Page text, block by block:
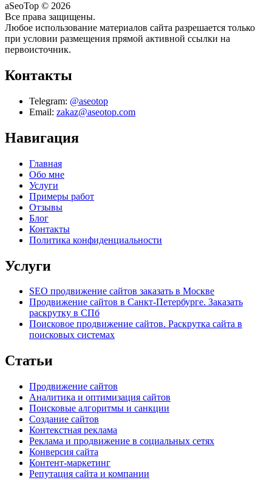
aSeoTop © 2026
Все права защищены.
Любое использование материалов сайта разрешается только
при условии размещения прямой активной ссылки на
первоисточник.
Контакты
Telegram: @aseotop
Email: zakaz@aseotop.com
Навигация
Главная
Обо мне
Услуги
Примеры работ
Отзывы
Блог
Контакты
Политика конфиденциальности
Услуги
SEO продвижение сайтов заказать в Москве
Продвижение сайтов в Санкт-Петербурге. Заказать
раскрутку в СПб
Поисковое продвижение сайтов. Раскрутка сайта в
поисковых системах
Статьи
Продвижение сайтов
Аналитика и оптимизация сайтов
Поисковые алгоритмы и санкции
Создание сайтов
Контекстная реклама
Реклама и продвижение в социальных сетях
Конверсия сайта
Контент-маркетинг
Репутация сайта и компании